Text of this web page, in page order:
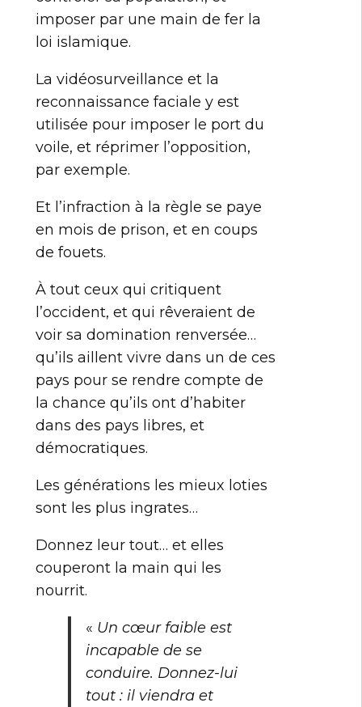
imposer par une main de fer la
loi islamique.
La vidéosurveillance et la
reconnaissance faciale y est
utilisée pour imposer le port du
voile, et réprimer l’opposition,
par exemple.
Et l’infraction à la règle se paye
en mois de prison, et en coups
de fouets.
À tout ceux qui critiquent
l’occident, et qui rêveraient de
voir sa domination renversée…
qu’ils aillent vivre dans un de ces
pays pour se rendre compte de
la chance qu’ils ont d’habiter
dans des pays libres, et
démocratiques.
Les générations les mieux loties
sont les plus ingrates…
Donnez leur tout… et elles
couperont la main qui les
nourrit.
« Un cœur faible est
incapable de se
conduire. Donnez-lui
tout : il viendra et